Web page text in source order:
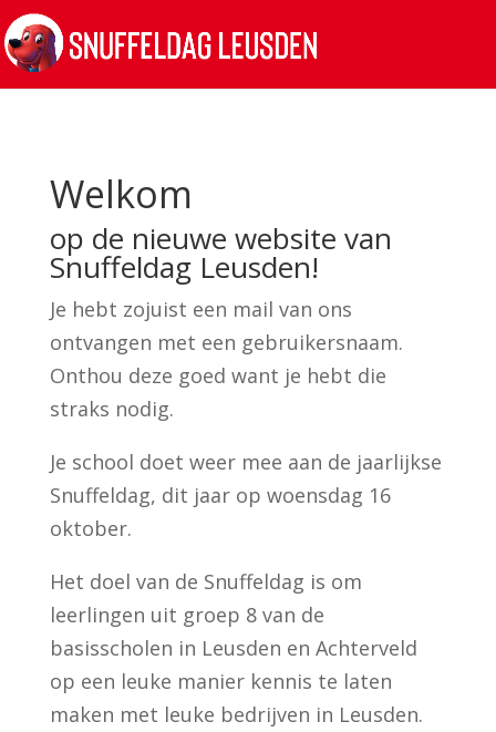
Welkom
op de nieuwe website van
Snuffeldag Leusden!
Je hebt zojuist een mail van ons
ontvangen met een gebruikersnaam.
Onthou deze goed want je hebt die
straks nodig.
Je school doet weer mee aan de jaarlijkse
Snuffeldag, dit jaar op woensdag 16
oktober.
Het doel van de Snuffeldag is om
leerlingen uit groep 8 van de
basisscholen in Leusden en Achterveld
op een leuke manier kennis te laten
maken met leuke bedrijven in Leusden.